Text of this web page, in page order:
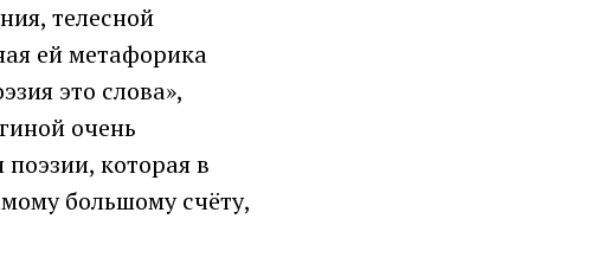
телесной
ей метафорика
это слова»,
очень
которая в
большому счёту,